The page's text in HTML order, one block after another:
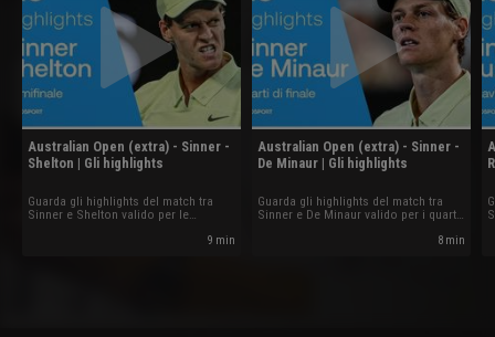
Australian Open (extra) - Sinner -
Shelton | Gli highlights
Guarda gli highlights del match tra
Sinner e Shelton valido per le
9 min
Australian Open (extra) - Sinner -
De Minaur | Gli highlights
Guarda gli highlights del match tra
Sinner e De Minaur valido per i quarti
8 min